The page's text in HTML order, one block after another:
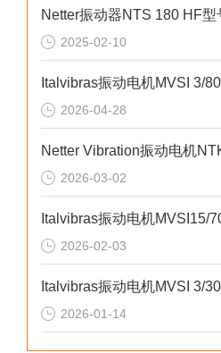
2025-02-10
2026-04-28
2026-03-02
2026-02-03
2026-01-14